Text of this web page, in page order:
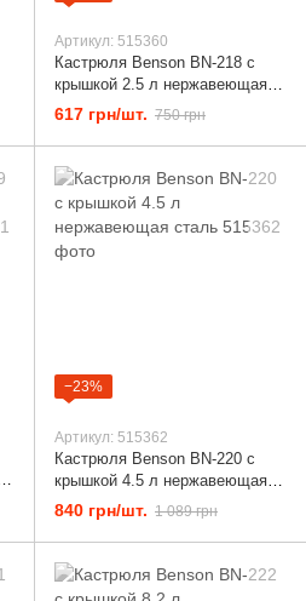
Артикул: 515360
Кастрюля Benson BN-218 с
крышкой 2.5 л нержавеющая
сталь
617 грн/шт. 750 грн
−23%
Артикул: 515362
Кастрюля Benson BN-220 с
крышкой 4.5 л нержавеющая
сталь
840 грн/шт. 1 089 грн